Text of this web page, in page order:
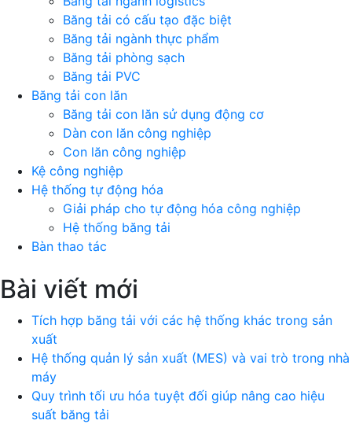
Băng tải có cấu tạo đặc biệt
Băng tải ngành thực phẩm
Băng tải phòng sạch
Băng tải PVC
Băng tải con lăn
Băng tải con lăn sử dụng động cơ
Dàn con lăn công nghiệp
Con lăn công nghiệp
Kệ công nghiệp
Hệ thống tự động hóa
Giải pháp cho tự động hóa công nghiệp
Hệ thống băng tải
Bàn thao tác
Bài viết mới
Tích hợp băng tải với các hệ thống khác trong sản
xuất
Hệ thống quản lý sản xuất (MES) và vai trò trong nhà
máy
Quy trình tối ưu hóa tuyệt đối giúp nâng cao hiệu
suất băng tải